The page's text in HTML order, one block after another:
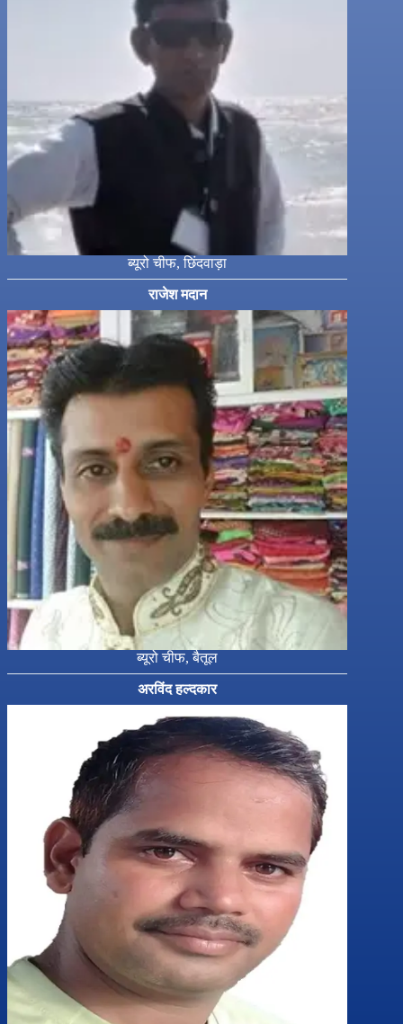
ब्यूरो चीफ, छिंदवाड़ा
राजेश मदान
ब्यूरो चीफ, बैतूल
अरविंद हल्दकार